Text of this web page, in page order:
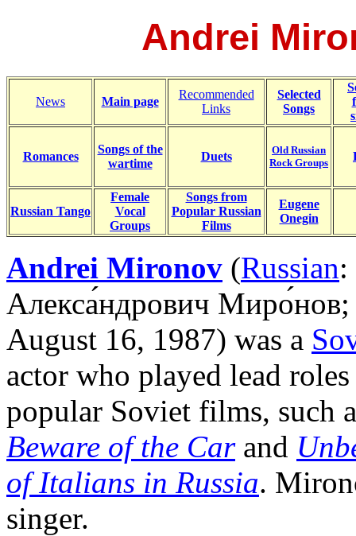
Andrei
News Main page
Recommended
Links
Selected
Songs
Romances
Songs of the
wartime
Duets
Old Russian
Rock Groups
Russian Tango
Female
Vocal
Groups
Songs from
Popular Russian
Films
Eugene
Onegin
Andrei Mironov (Russian:
Алекса́ндрович Миро́нов
August 16, 1987) was a
actor who played lead
popular Soviet films, such
Beware of the Carand
of Italians in Russia.
singer.